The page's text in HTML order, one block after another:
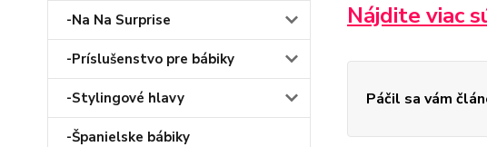
-Na Na Surprise
-Príslušenstvo pre bábiky
-Stylingové hlavy
-Španielske bábiky
Nájdite viac
Páčil sa vám